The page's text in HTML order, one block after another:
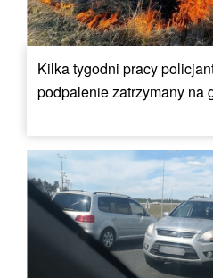
Kilka tygodni pracy
podpalenie zatrzymany na